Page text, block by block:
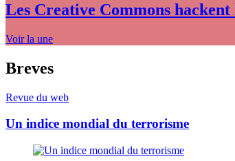
Les Creative Commons
Voir la une
Breves
Revue du web
Un indice mondial du terrorisme